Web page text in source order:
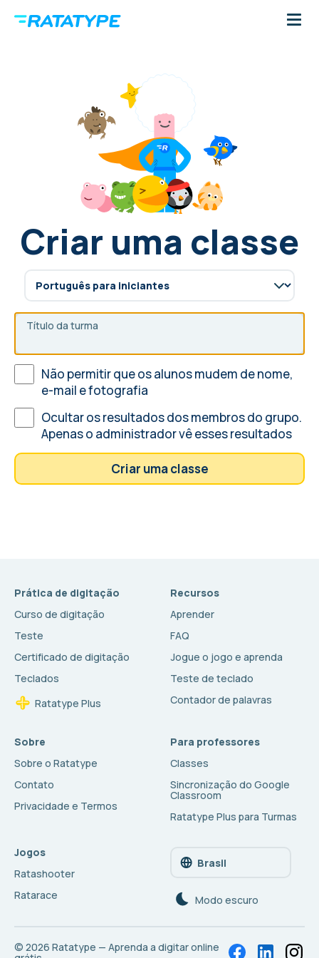
Criar uma classe
Título da turma
Não permitir que os alunos mudem de nome,
e-mail e fotografia
Ocultar os resultados dos membros do grupo.
Apenas o administrador vê esses resultados
Criar uma classe
Prática de digitação
Curso de digitação
Teste
Certificado de digitação
Teclados
Ratatype Plus
Recursos
Aprender
FAQ
Jogue o jogo e aprenda
Teste de teclado
Contador de palavras
Sobre
Sobre o Ratatype
Contato
Privacidade e Termos
Para professores
Classes
Sincronização do Google
Classroom
Ratatype Plus para Turmas
Jogos
Ratashooter
Ratarace
Brasil
Modo escuro
© 2026 Ratatype — Aprenda a digitar online